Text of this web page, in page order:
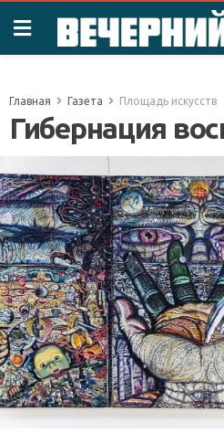
Главная Газета Площадь искусств
Гибернация